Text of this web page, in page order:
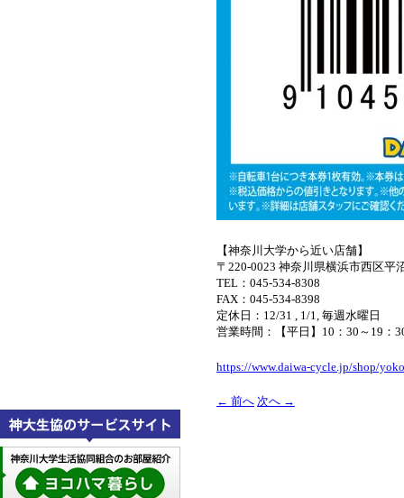
【神奈川大学から近い店舗】
〒220-0023 神奈川県横浜市西区平
TEL： 045-534-8308
FAX： 045-534-8398
定休日： 12/31 , 1/1, 毎週水曜日
営業時間：
【平日】10：30～19
https://www.daiwa-cycle.jp/shop/
← 前へ 次へ →